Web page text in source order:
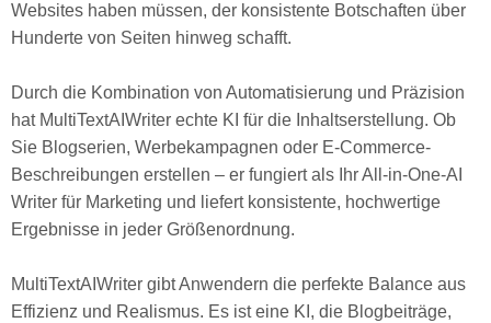
Websites haben müssen, der konsistente Botschaften über
Hunderte von Seiten hinweg schafft.
Durch die Kombination von Automatisierung und Präzision
hat MultiTextAIWriter echte KI für die Inhaltserstellung. Ob
Sie Blogserien, Werbekampagnen oder E-Commerce-
Beschreibungen erstellen – er fungiert als Ihr All-in-One-AI
Writer für Marketing und liefert konsistente, hochwertige
Ergebnisse in jeder Größenordnung.
MultiTextAIWriter gibt Anwendern die perfekte Balance aus
Effizienz und Realismus. Es ist eine KI, die Blogbeiträge,